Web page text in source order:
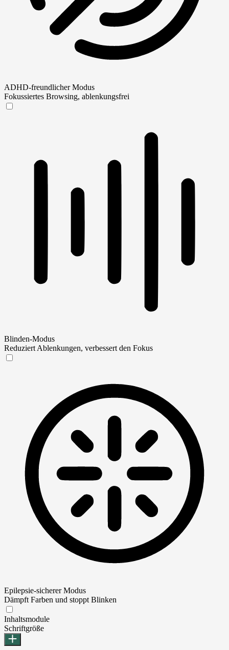
ADHD-freundlicher Modus
Fokussiertes Browsing, ablenkungsfrei
Blinden-Modus
Reduziert Ablenkungen, verbessert den Fokus
Epilepsie-sicherer Modus
Dämpft Farben und stoppt Blinken
Inhaltsmodule
Schriftgröße